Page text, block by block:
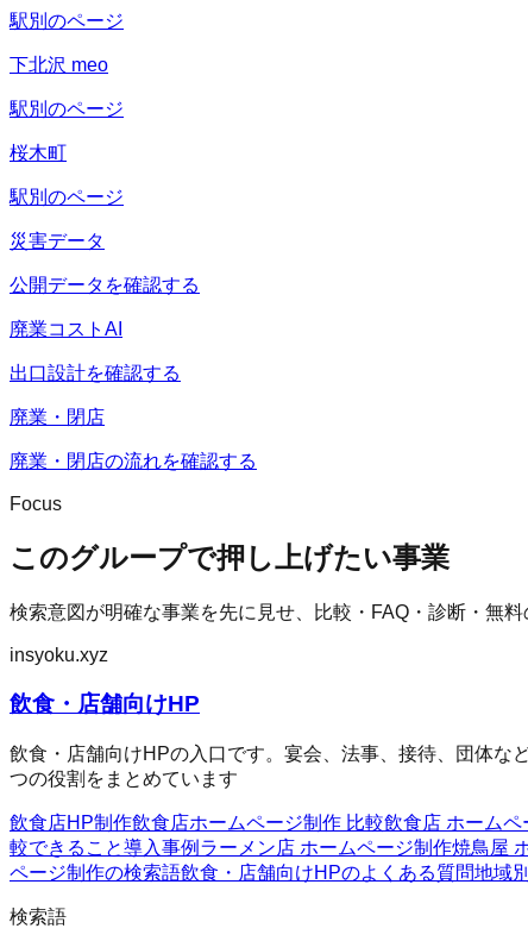
駅別のページ
下北沢 meo
駅別のページ
桜木町
駅別のページ
災害データ
公開データを確認する
廃業コストAI
出口設計を確認する
廃業・閉店
廃業・閉店の流れを確認する
Focus
このグループで押し上げたい事業
検索意図が明確な事業を先に見せ、比較・FAQ・診断・無
insyoku.xyz
飲食・店舗向けHP
飲食・店舗向けHPの入口です。宴会、法事、接待、団体な
つの役割をまとめています
飲食店HP制作飲食店ホームページ制作 比較飲食店 ホーム
較できること導入事例 ラーメン店 ホームページ制作焼鳥屋
ページ制作の検索語飲食・店舗向けHPのよくある質問地域
検索語